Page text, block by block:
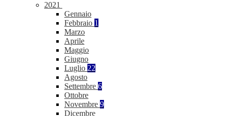
2021
Gennaio
Febbraio 1
Marzo
Aprile
Maggio
Giugno
Luglio 22
Agosto
Settembre 6
Ottobre
Novembre 9
Dicembre